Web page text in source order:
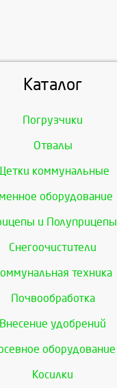
Каталог
Погрузчики
Отвалы
Щетки коммунальные
оборудование
и Полуприцепы
Снегоочистители
техника
Почвообработка
Внесение удобрений
оборудование
Косилки